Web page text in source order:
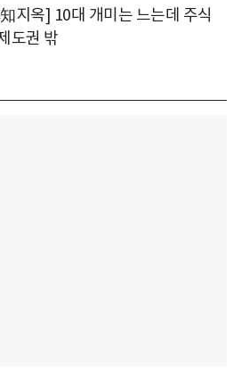
지옥] 10대 개미는 느는데 주식
도권 밖